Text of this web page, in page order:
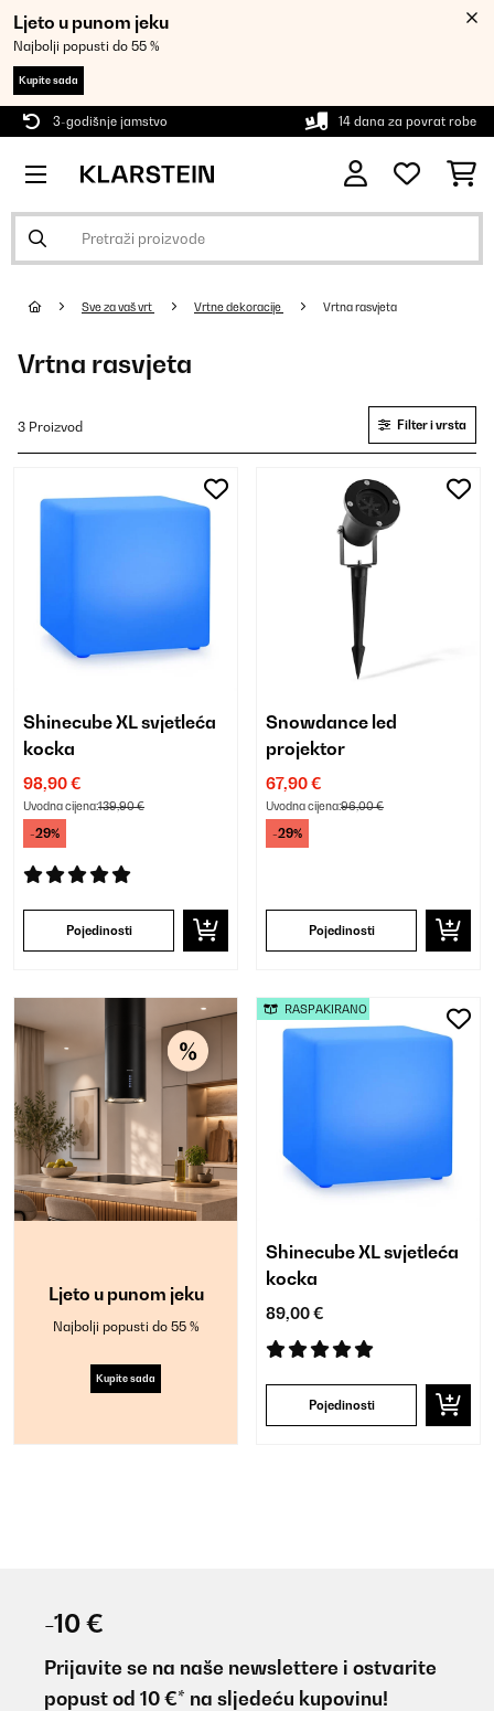
Ljeto u punom jeku
Najbolji popusti do 55 %
Kupite sada
3-godišnje jamstvo 14 dana za povrat robe
Sve za vaš vrt Vrtne dekoracije Vrtna rasvjeta
Vrtna rasvjeta
3 Proizvod Filter i vrsta
Shinecube XL svjetleća
kocka
98,90 €
Uvodna cijena:139,90 €
-29%
Pojedinosti
Snowdance led
projektor
67,90 €
Uvodna cijena:96,00 €
-29%
Pojedinosti
Ljeto u punom jeku
Najbolji popusti do 55 %
Kupite sada
Shinecube XL svjetleća
kocka
89,00 €
Pojedinosti
RASPAKIRANO
-10 €
Prijavite se na naše newslettere i ostvarite
popust od 10 €* na sljedeću kupovinu!